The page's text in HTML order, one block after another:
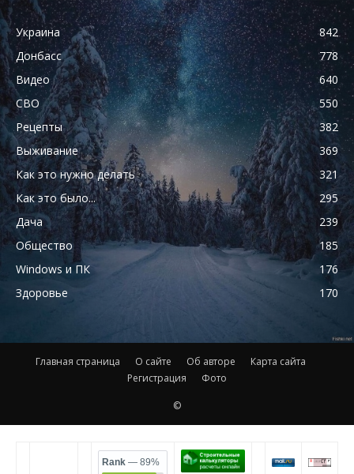
Украина
842
Донбасс
778
Видео
640
СВО
550
Рецепты
382
Выживание
369
Как это нужно делать
321
Как это было...
295
Дача
239
Общество
185
Windows и ПК
176
Здоровье
170
Главная страница О сайте Об авторе
Карта сайта
Регистрация
Фото
©
Rank — 89%